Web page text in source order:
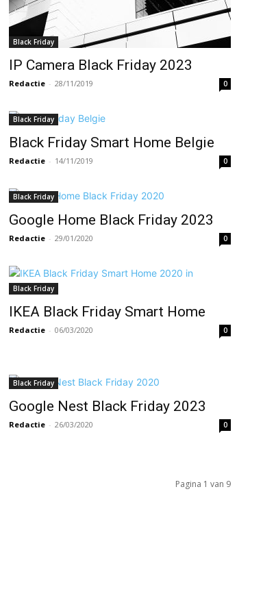
Black Friday
IP Camera Black Friday 2023
Redactie - 28/11/2019 0
Black Friday
Black Friday Smart Home Belgie
Redactie - 14/11/2019 0
Black Friday
Google Home Black Friday 2023
Redactie - 29/01/2020 0
Black Friday
IKEA Black Friday Smart Home
Redactie - 06/03/2020 0
Black Friday
Google Nest Black Friday 2023
Redactie - 26/03/2020 0
Pagina 1 van 9